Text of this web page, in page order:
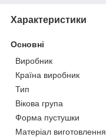
Характеристики
Основні
Виробник
Країна виробник
Тип
Вікова група
Форма пустушки
Матеріал виготовлення